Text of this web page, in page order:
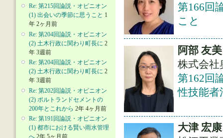
Re: 第215回論説・オピニオン
(1) 出会いの季節に思うこと 1
年 2ヶ月前
Re: 第204回論説・オピニオン
(2) 土木行政に関わり町長に 2
年 3週前
Re: 第204回論説・オピニオン
(2) 土木行政に関わり町長に 2
年 3週前
Re: 第202回論説・オピニオン
(2) ポルトランドセメントの
200年とこれから 2年 4ヶ月前
Re: 第191回論説・オピニオン
(1) 都市における賢い雨水管理
へ 2年 5ヶ月前
第166回
こと
阿部 友美
株式会社
第162回
性技能者
大津 宏康